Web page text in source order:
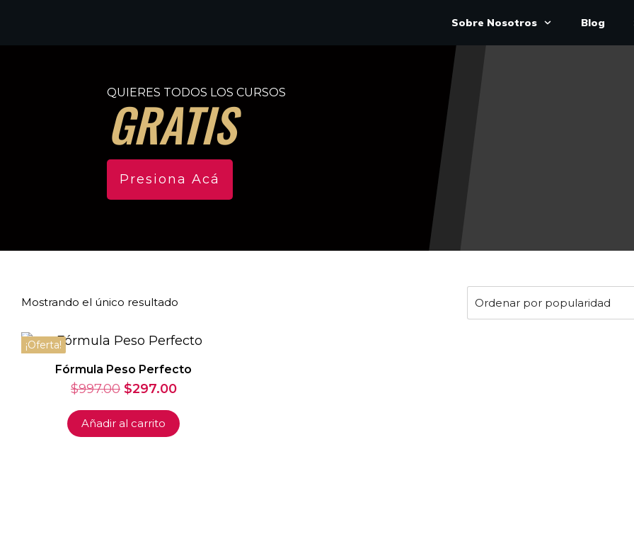
Sobre Nosotros Blog
QUIERES TODOS LOS CURSOS
GRATIS
Presiona Acá
Mostrando el único resultado
¡Oferta!
Fórmula Peso Perfecto
$997.00 El
original
era:
$297.00El
actual
Añadir al carrito